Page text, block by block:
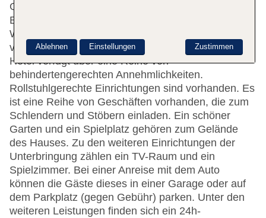
Gepäckaufbewahrung und ein Safe gehören zur
Einrichtung des Hauses. In der Unterbringung steht
WLAN zur Verfügung. Hilfestellung bei der Buchung
von Ausflügen wird am Tourdesk geboten. Das
Hotel verfügt über eine Reihe von
behindertengerechten Annehmlichkeiten.
Rollstuhlgerechte Einrichtungen sind vorhanden. Es
ist eine Reihe von Geschäften vorhanden, die zum
Schlendern und Stöbern einladen. Ein schöner
Garten und ein Spielplatz gehören zum Gelände
des Hauses. Zu den weiteren Einrichtungen der
Unterbringung zählen ein TV-Raum und ein
Spielzimmer. Bei einer Anreise mit dem Auto
können die Gäste dieses in einer Garage oder auf
dem Parkplatz (gegen Gebühr) parken. Unter den
weiteren Leistungen finden sich ein 24h-
Zustimmen
Ablehnen Einstellungen